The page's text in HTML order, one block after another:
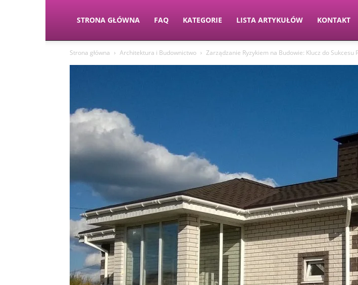
STRONA GŁÓWNA FAQ KATEGORIE LISTA ARTYKUŁÓW KONTAKT
Strona główna Architektura i Budownictwo Zarządzanie Ryzykiem na Budowie: Klucz do Sukcesu